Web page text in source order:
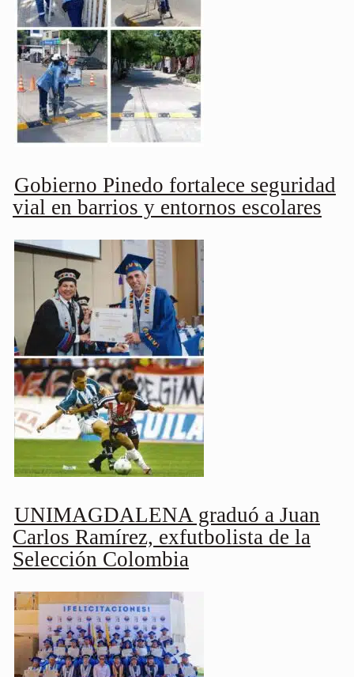
Gobierno Pinedo fortalece seguridad
vial en barrios y entornos escolares
UNIMAGDALENA graduó a Juan
Carlos Ramírez, exfutbolista de la
Selección Colombia